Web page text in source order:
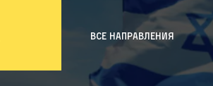
Все направления